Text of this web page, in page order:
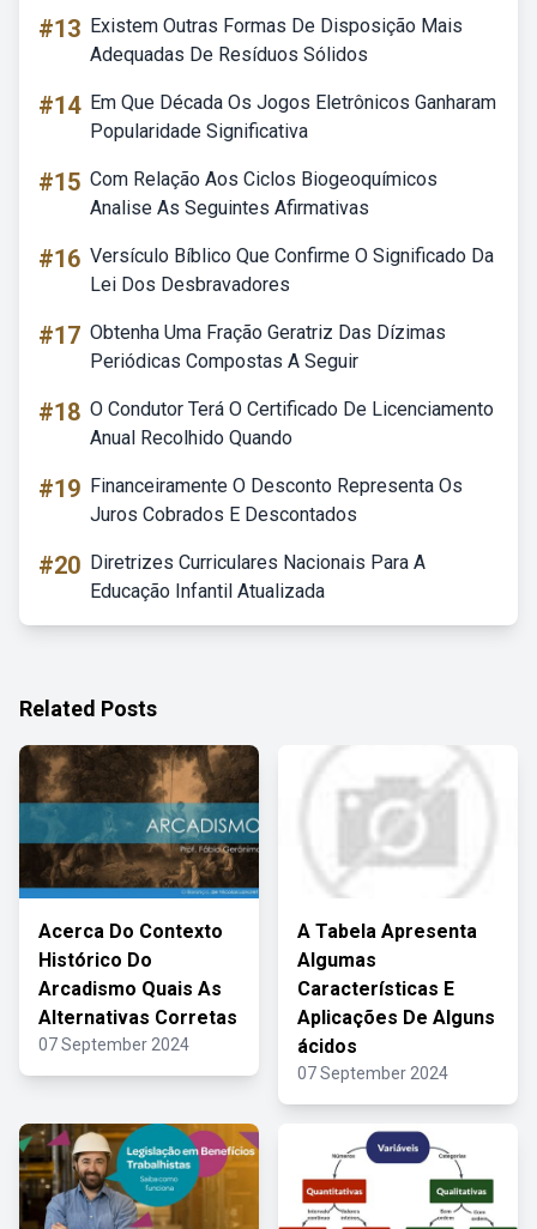
#13 Existem Outras Formas De Disposição Mais
Adequadas De Resíduos Sólidos
#14 Em Que Década Os Jogos Eletrônicos Ganharam
Popularidade Significativa
#15 Com Relação Aos Ciclos Biogeoquímicos
Analise As Seguintes Afirmativas
#16 Versículo Bíblico Que Confirme O Significado Da
Lei Dos Desbravadores
#17 Obtenha Uma Fração Geratriz Das Dízimas
Periódicas Compostas A Seguir
#18 O Condutor Terá O Certificado De Licenciamento
Anual Recolhido Quando
#19 Financeiramente O Desconto Representa Os
Juros Cobrados E Descontados
#20 Diretrizes Curriculares Nacionais Para A
Educação Infantil Atualizada
Related Posts
Acerca Do Contexto
Histórico Do
Arcadismo Quais As
Alternativas Corretas
07 September 2024
A Tabela Apresenta
Algumas
Características E
Aplicações De Alguns
ácidos
07 September 2024